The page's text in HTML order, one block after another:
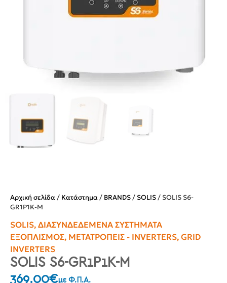
Αρχική σελίδα/ Κατάστημα/ BRANDS/ SOLIS/ SOLIS S6-
GR1P1K-M
SOLIS, ΔΙΑΣΥΝΔΕΔΕΜΈΝΑ ΣΥΣΤΉΜΑΤΑ
ΕΞΟΠΛΙΣΜΌΣ, ΜΕΤΑΤΡΟΠΕΊΣ - INVERTERS, GRID
INVERTERS
SOLIS S6-GR1P1K-M
369.00€με Φ.Π.Α.